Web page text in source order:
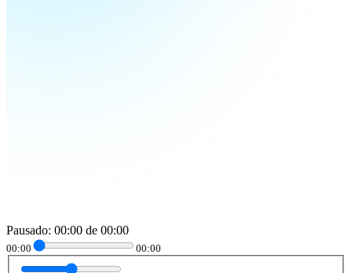
Pausado: 00:00 de 00:00
00:00 00:00